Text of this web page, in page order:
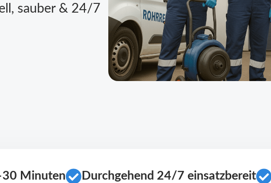
sauber & 24/7
Minuten Durchgehend 24/7 einsatzbereit